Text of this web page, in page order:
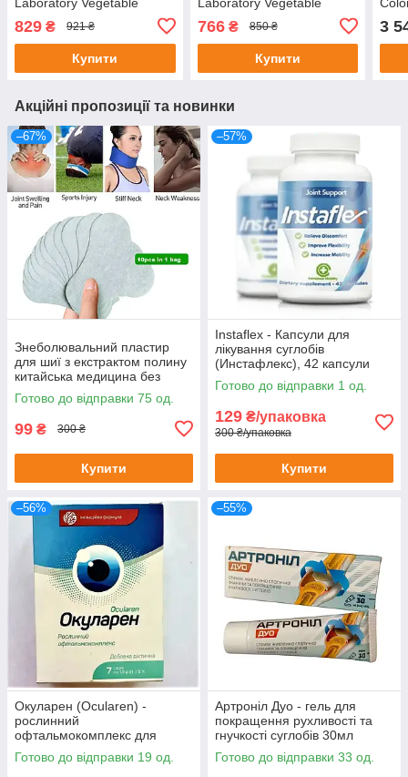
Nourishing Cream 50 м
829 ₴ 921 ₴
Купити
Series Moisturizing Tone,
250 мл
766₴ 850 ₴
Купити
3
Акційні пропозиції та новинки
–67%
Знеболювальний пластир
для шиї з екстрактом полину
китайська медицина без
картонного паковання
Готово до відправки 75 од.
99 ₴ 300 ₴
Купити
–57%
Instaflex - Капсули для
лікування суглобів
(Инстафлекс), 42 капсули
Готово до відправки 1 од.
129 ₴/упаковка
300 ₴/упаковка
Купити
–56%
Окуларен (Ocularen) -
рослинний
офтальмокомплекс для
покращення зору, 7 саше
Готово до відправки 19 од.
–55%
Артроніл Дуо - гель для
покращення рухливості та
гнучкості суглобів 30мл
Готово до відправки 33 од.